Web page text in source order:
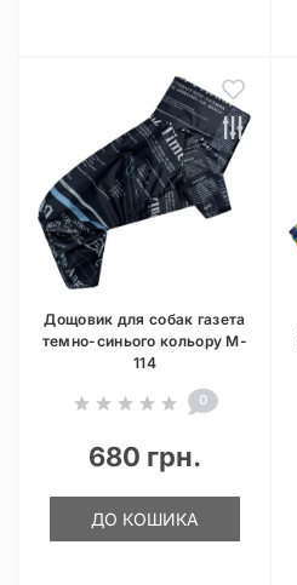
Дощовик для собак газета
темно-синього кольору M-
114
0
680 грн.
ДО КОШИКА